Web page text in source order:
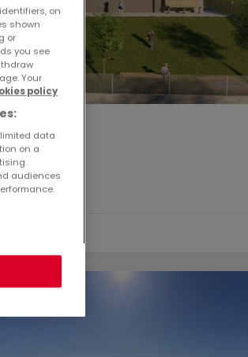
on
shown
or
you see
Your
policy
data
on a
audiences